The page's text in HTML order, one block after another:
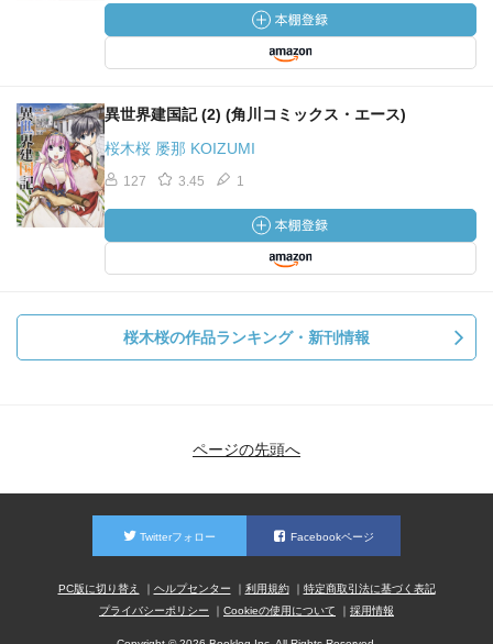
異世界建国記 (2) (角川コミックス・エース)
桜木桜 屡那 KOIZUMI
127 3.45 1
桜木桜の作品ランキング・新刊情報
ページの先頭へ
Twitterフォロー Facebookページ
PC版に切り替え ヘルプセンター 利用規約
特定商取引法に基づく表記
プライバシーポリシー
Cookieの使用について 採用情報